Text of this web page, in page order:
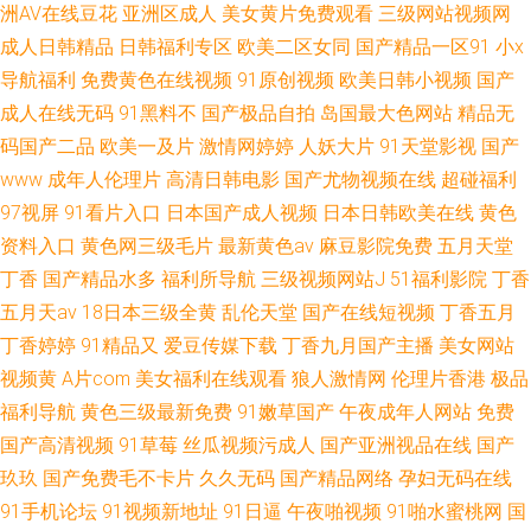
洲AV在线豆花 亚洲区成人 美女黄片免费观看 三级网站视频网
成人日韩精品 日韩福利专区 欧美二区女同 国产精品一区91 小x
导航福利 免费黄色在线视频 91原创视频 欧美日韩小视频 国产
成人在线无码 91黑料不 国产极品自拍 岛国最大色网站 精品无
码国产二品 欧美一及片 激情网婷婷 人妖大片 91天堂影视 国产
www 成年人伦理片 高清日韩电影 国产尤物视频在线 超碰福利
97视屏 91看片入口 日本国产成人视频 日本日韩欧美在线 黄色
资料入口 黄色网三级毛片 最新黄色av 麻豆影院免费 五月天堂
丁香 国产精品水多 福利所导航 三级视频网站J 51福利影院 丁香
五月天av 18日本三级全黄 乱伦天堂 国产在线短视频 丁香五月
丁香婷婷 91精品又 爱豆传媒下载 丁香九月国产主播 美女网站
视频黄 A片com 美女福利在线观看 狼人激情网 伦理片香港 极品
福利导航 黄色三级最新免费 91嫩草国产 午夜成年人网站 免费
国产高清视频 91草莓 丝瓜视频污成人 国产亚洲视品在线 国产
玖玖 国产免费毛不卡片 久久无码 国产精品网络 孕妇无码在线
91手机论坛 91视频新地址 91日逼 午夜啪视频 91啪水蜜桃网 国